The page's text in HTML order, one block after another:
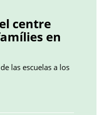
centre
en
las escuelas a los